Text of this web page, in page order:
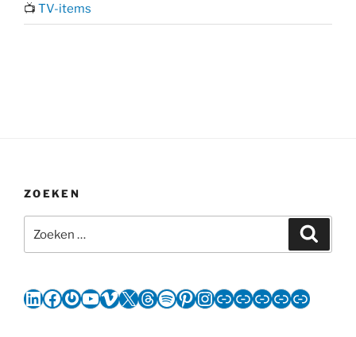
📺 TV-items
ZOEKEN
naar:
LinkedIn
Facebook
Gravatar
YouTube
Vimeo
X Threads
Spotify
Pinterest
Instagram
LinkLinkLinkLink
Link